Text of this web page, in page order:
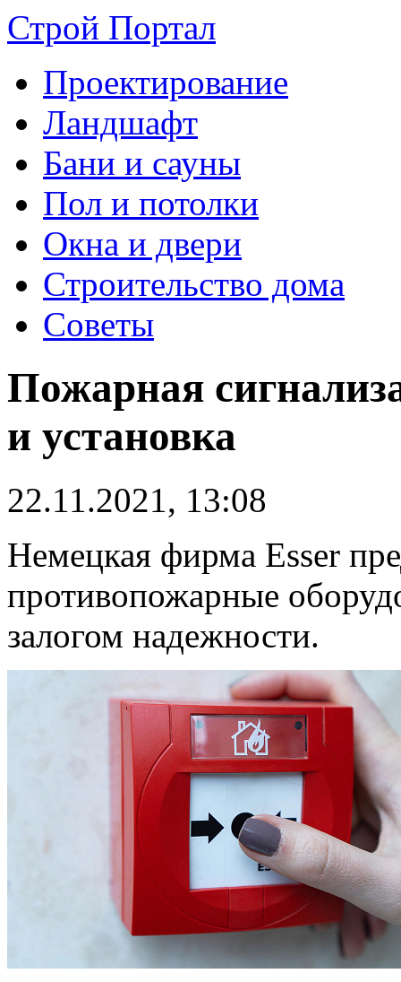
Строй Портал
Проектирование
Ландшафт
Бани и сауны
Пол и потолки
Окна и двери
Строительство дома
Советы
Пожарная
и установка
22.11.2021, 13:08
Немецкая фирма Esser
противопожарные
залогом надежности.